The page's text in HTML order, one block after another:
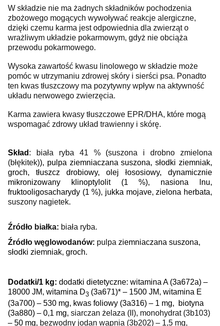
W składzie nie ma żadnych składników pochodzenia
zbożowego mogących wywoływać reakcje alergiczne,
dzięki czemu karma jest odpowiednia dla zwierząt o
wrażliwym układzie pokarmowym, gdyż nie obciąża
przewodu pokarmowego.
Wysoka zawartość kwasu linolowego w składzie może
pomóc w utrzymaniu zdrowej skóry i sierści psa. Ponadto
ten kwas tłuszczowy ma pozytywny wpływ na aktywność
układu nerwowego zwierzęcia.
Karma zawiera kwasy tłuszczowe EPR/DHA, które mogą
wspomagać zdrowy układ trawienny i skórę.
Skład : biała ryba41 % (suszona i drobno zmielona
(błękitek)), pulpa ziemniaczana suszona, słodki ziemniak,
groch, tłuszcz drobiowy, olej łososiowy, dynamicznie
mikronizowany klinoptylolit (1 %), nasiona lnu,
fruktooligosacharydy (1 %), jukka mojave, zielona herbata,
suszony nagietek.
Źródło białka: biała ryba.
Źródło węglowodanów: pulpa ziemniaczana suszona,
słodki ziemniak, groch.
Dodatki/1 kg: dodatki dietetyczne: witamina A (3a672a) –
18000 JM, witamina D3 (3a671)* – 1500 JM, witamina E
(3a700) – 530 mg, kwas foliowy (3a316) – 1 mg,
biotyna
(3a880) – 0,1 mg, siarczan żelaza (II), monohydrat(3b103)
– 50 mg, bezwodny jodan wapnia (3b202) – 1,5 mg,